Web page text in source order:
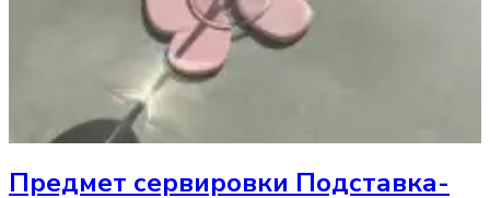
Предмет сервировки Подставка-